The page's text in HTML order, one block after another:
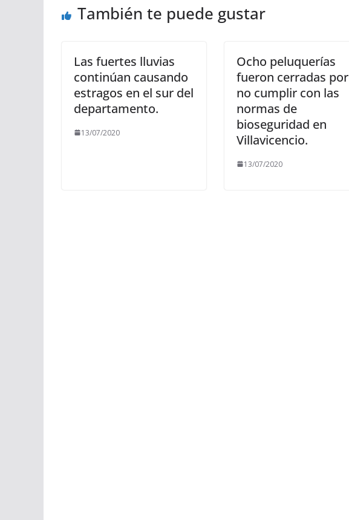
También te puede gustar
Las fuertes lluvias
continúan causando
estragos en el sur del
departamento.
13/07/2020
Ocho peluquerías
fueron cerradas por
no cumplir con las
normas de
bioseguridad en
Villavicencio.
13/07/2020